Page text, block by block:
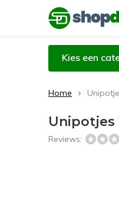
Kies een
Home
Unipotjes
Reviews: